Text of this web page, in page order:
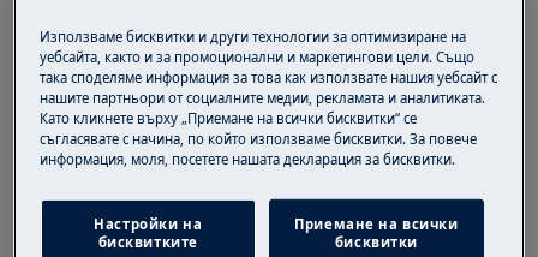
Добавяне на препарат за изплакване
1.Отворете капака(C).
2.Напълнете дозатора(B)с препарат за
изплакване, докато достигне маркировката
изплакване, изрично предназначен за
съдомиялни машини.
Използваме бисквитки и други технологии за оптимизиране на
уебсайта, както и за промоционални и маркетингови цели. Също
така споделяме информация за това как използвате нашия уебсайт с
нашите партньори от социалните медии, рекламата и аналитиката.
Като кликнете върху „Приемане на всички бисквитки“ се
съгласявате с начина, по който използваме бисквитки. За повече
информация, моля, посетете нашата декларация за бисквитки.
Настройки на
бисквитките
Приемане на всички
бисквитки